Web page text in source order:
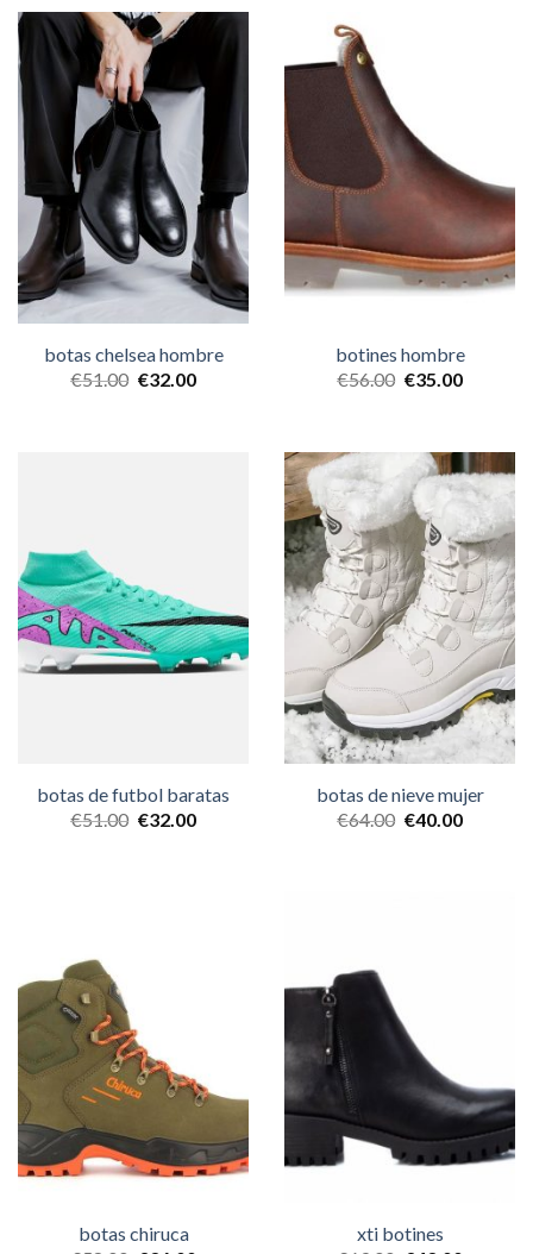
botas chelsea hombre
€51.00 €32.00
botines hombre
€56.00 €35.00
botas de futbol baratas
€51.00 €32.00
botas de nieve mujer
€64.00 €40.00
botas chiruca
xti botines